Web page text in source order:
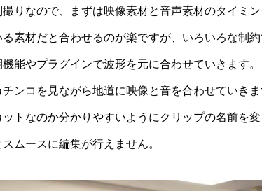
りなので、まずは映像素材と音声素材のタイミ
素材だと合わせるのが楽ですが、いろいろな制
能やプラグインで波形を元に合わせていきます。
ンコを見ながら地道に映像と音を合わせていきま
トなのか分かりやすいようにクリップの名前を
ムースに編集が行えません。